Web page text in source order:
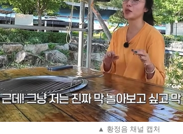
▲ 황정음 채널 캡처